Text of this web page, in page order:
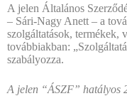
A jelen Általános
– Sári-Nagy Anett – a
szolgáltatások, termékek,
továbbiakban:
szabályozza.
A jelen “ÁSZF” hatályos